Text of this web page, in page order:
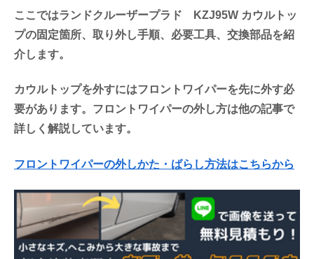
ここではランドクルーザープラド KZJ95W カウルトッ
プの固定箇所、取り外し手順、必要工具、交換部品を紹
介します。
カウルトップを外すにはフロントワイパーを先に外す必
要があります。フロントワイパーの外し方は他の記事で
詳しく解説しています。
フロントワイパーの外しかた・ばらし方法はこちらから